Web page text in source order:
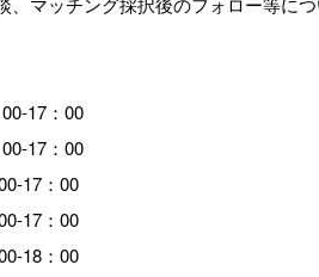
17：00
17：00
17：00
17：00
18：00